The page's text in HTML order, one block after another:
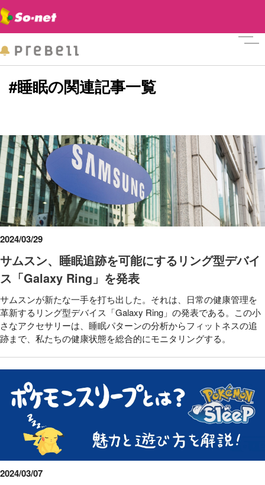
#睡眠の関連記事一覧
サムスン、睡眠追跡を可能にするリング型デバイ
ス「Galaxy Ring」を発表
2024/03/29
サムスンが新たな一手を打ち出した。それは、日常の健康管理を
革新するリング型デバイス「Galaxy Ring」の発表である。この小
さなアクセサリーは、睡眠パターンの分析からフィットネスの追
跡まで、私たちの健康状態を総合的にモニタリングする。
2024/03/07